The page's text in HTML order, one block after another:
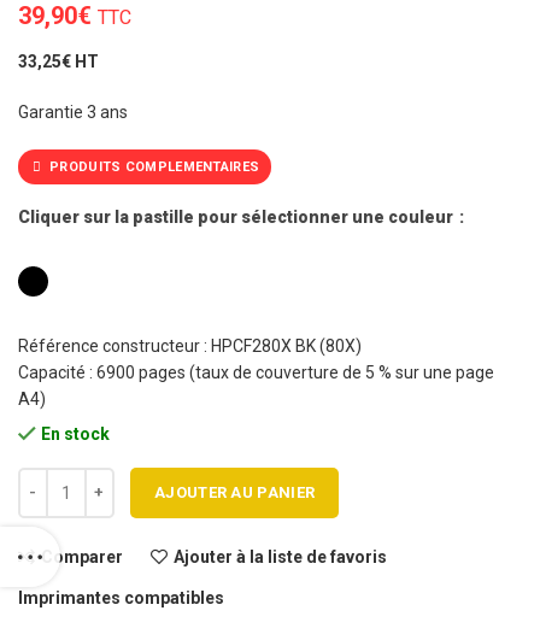
39,90€ TTC
33,25€ HT
Garantie 3 ans
PRODUITS COMPLEMENTAIRES
Cliquer sur la pastille pour sélectionner une couleur
Référence constructeur : HPCF280X BK (80X)
Capacité : 6900 pages (taux de couverture de 5 % sur une page
A4)
En stock
AJOUTER AU PANIER
Comparer Ajouter à la liste de favoris
Imprimantes compatibles